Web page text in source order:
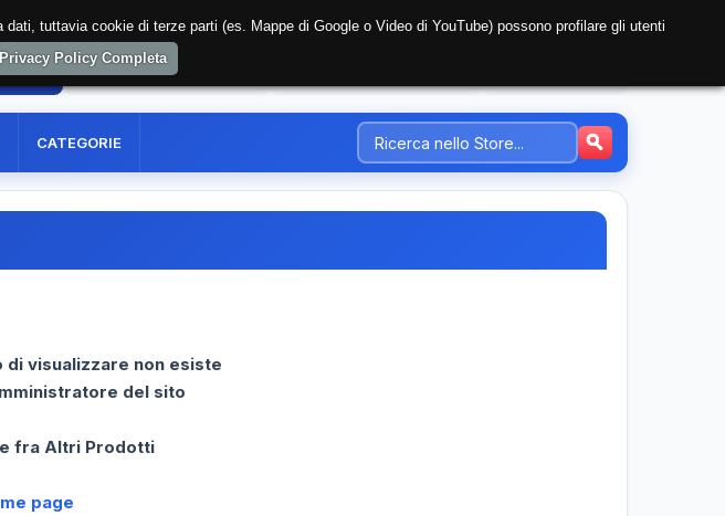
REGISTRAZIONE UTENTE
CATEGORIE
visualizzare non esiste
del sito
fra Altri Prodotti
page
tuttavia cookie di terze parti (es. Mappe di Google o Video di YouTube) possono profilare gli utenti
Policy Completa